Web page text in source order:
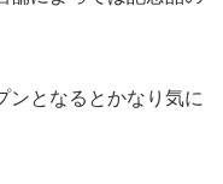
ンとなるとかなり気に